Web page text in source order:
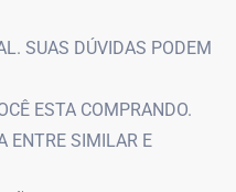
SUAS DÚVIDAS PODEM
ESTA COMPRANDO.
ENTRE SIMILAR E